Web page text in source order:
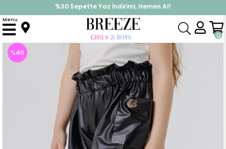
%30 Sepette Yaz İndirimi, Hemen Al!
İndirimlere ek %10 İndirimi Kap, Hemen Üye Ol!
0
Menu
Anasayfa Alt Giyim Kapri & Şort Kız Çocuk Deri Şort Yanları Cepli Siyah (10 Yaş)
%46